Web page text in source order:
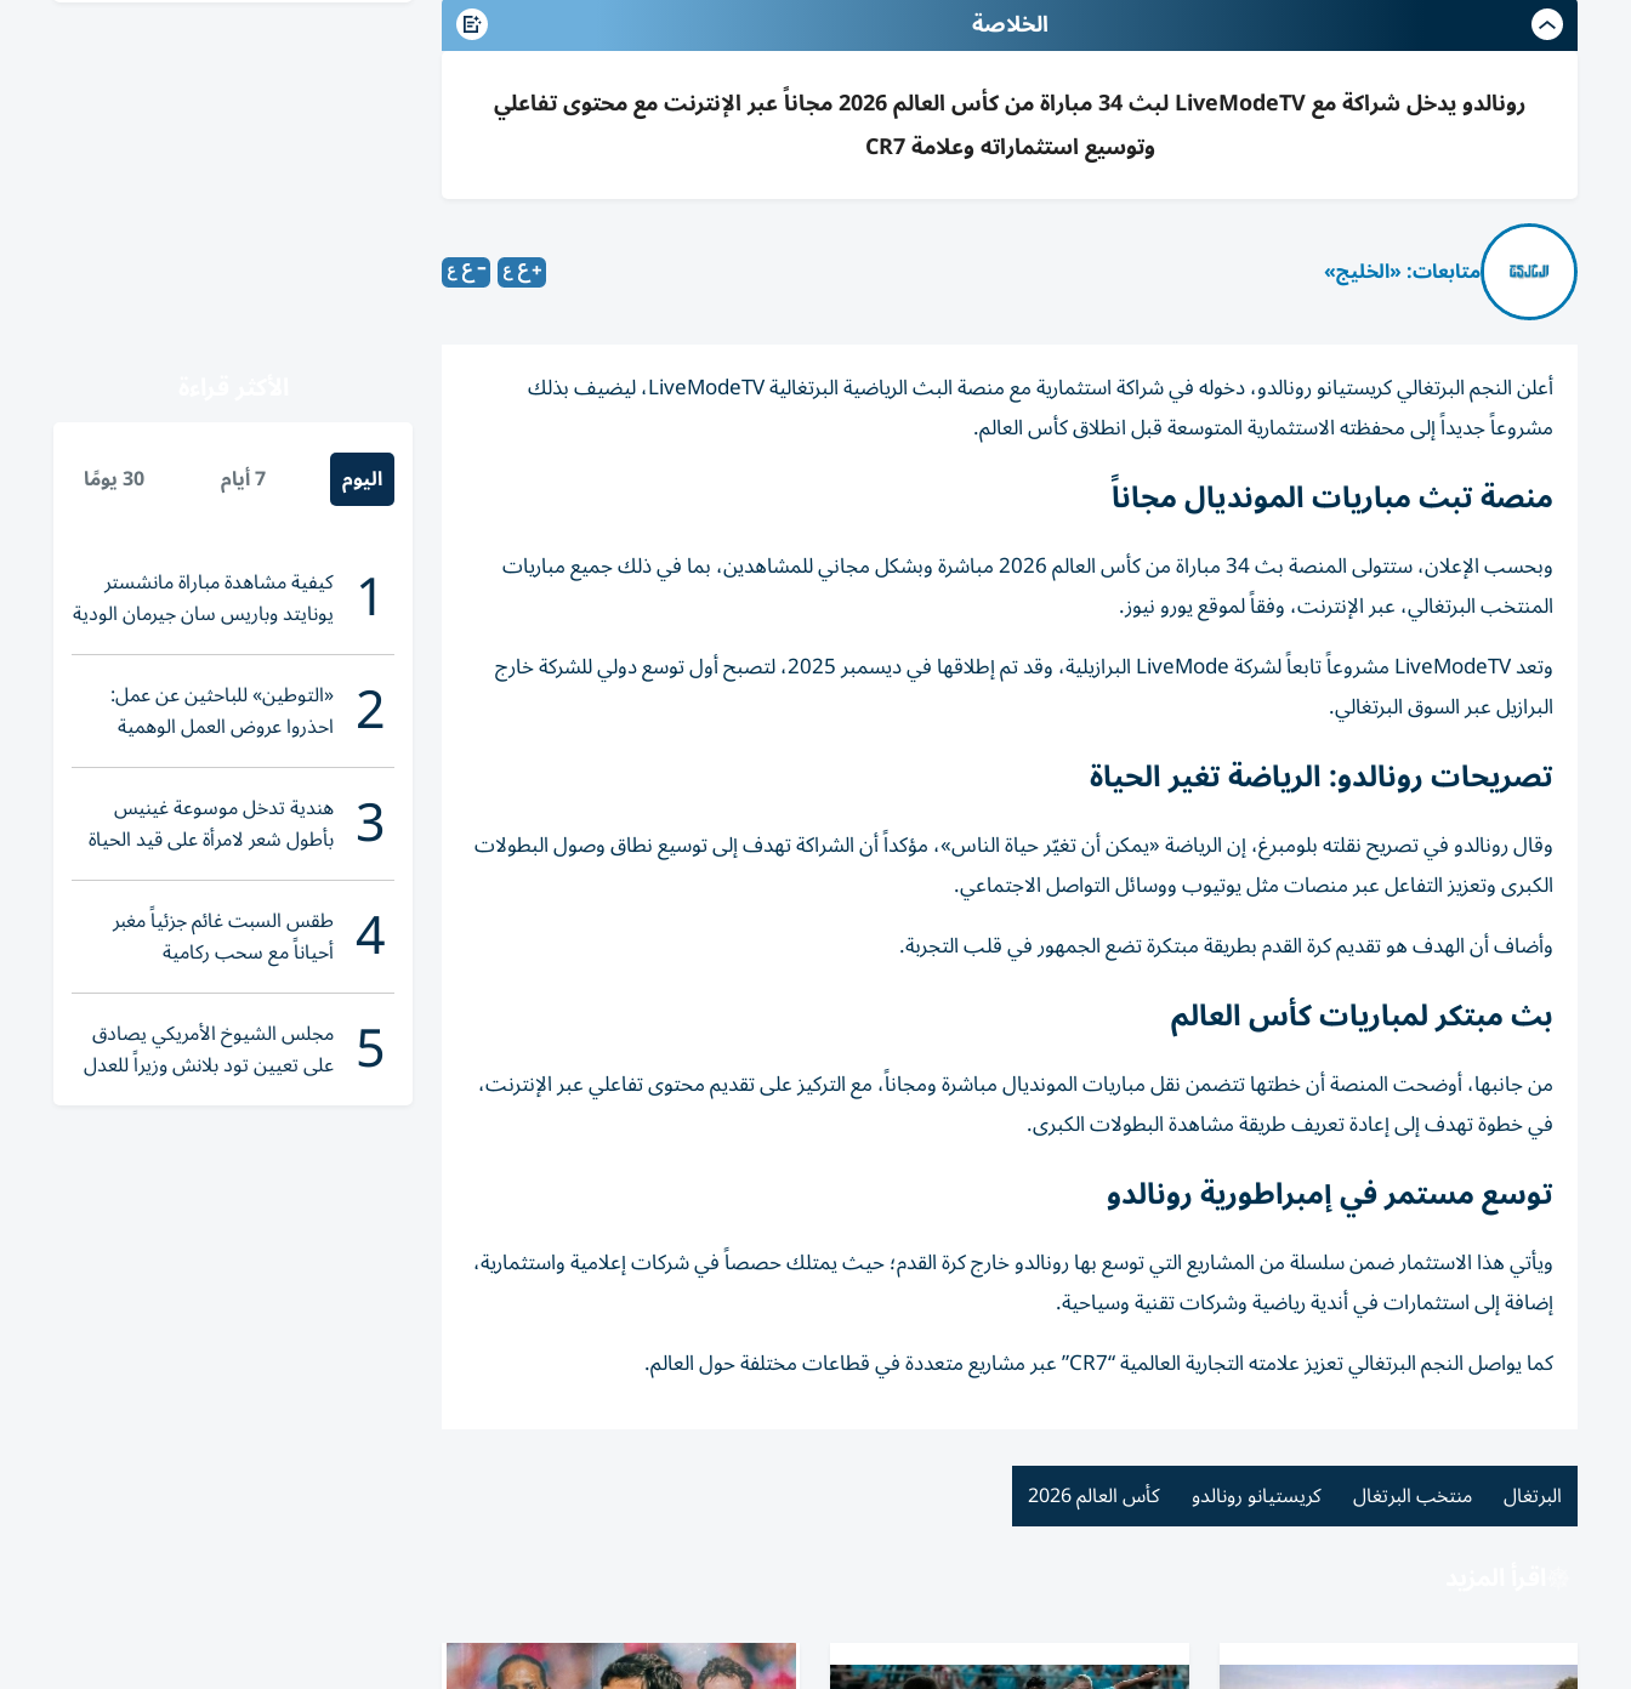
الخلاصة
رونالدو يدخل شراكة مع LiveModeTV لبث 34 مباراة من كأس العالم 2026 مجاناً عبر الإنترنت مع محتوى تفاعلي
وتوسيع استثماراته وعلامة CR7
متابعات: «الخليج»
أعلن النجم البرتغالي كريستيانو رونالدو، دخوله في شراكة استثمارية مع منصة البث الرياضية البرتغالية LiveModeTV، ليضيف بذلك
مشروعاً جديداً إلى محفظته الاستثمارية المتوسعة قبل انطلاق كأس العالم.
منصة تبث مباريات المونديال مجاناً
وبحسب الإعلان، ستتولى المنصة بث 34 مباراة من كأس العالم 2026 مباشرة وبشكل مجاني للمشاهدين، بما في ذلك جميع مباريات
المنتخب البرتغالي، عبر الإنترنت، وفقاً لموقع يورو نيوز.
وتعد LiveModeTV مشروعاً تابعاً لشركة LiveMode البرازيلية، وقد تم إطلاقها في ديسمبر 2025، لتصبح أول توسع دولي للشركة خارج
البرازيل عبر السوق البرتغالي.
تصريحات رونالدو: الرياضة تغير الحياة
وقال رونالدو في تصريح نقلته بلومبرغ، إن الرياضة «يمكن أن تغيّر حياة الناس»، مؤكداً أن الشراكة تهدف إلى توسيع نطاق وصول البطولات
الكبرى وتعزيز التفاعل عبر منصات مثل يوتيوب ووسائل التواصل الاجتماعي.
وأضاف أن الهدف هو تقديم كرة القدم بطريقة مبتكرة تضع الجمهور في قلب التجربة.
بث مبتكر لمباريات كأس العالم
من جانبها، أوضحت المنصة أن خطتها تتضمن نقل مباريات المونديال مباشرة ومجاناً، مع التركيز على تقديم محتوى تفاعلي عبر الإنترنت،
في خطوة تهدف إلى إعادة تعريف طريقة مشاهدة البطولات الكبرى.
توسع مستمر في إمبراطورية رونالدو
ويأتي هذا الاستثمار ضمن سلسلة من المشاريع التي توسع بها رونالدو خارج كرة القدم؛ حيث يمتلك حصصاً في شركات إعلامية واستثمارية،
إضافة إلى استثمارات في أندية رياضية وشركات تقنية وسياحية.
كما يواصل النجم البرتغالي تعزيز علامته التجارية العالمية “CR7” عبر مشاريع متعددة في قطاعات مختلفة حول العالم.
البرتغال منتخب البرتغال كريستيانو رونالدو كأس العالم 2026
اليوم 7 أيام 30 يومًا
1 كيفية مشاهدة مباراة مانشستر
يونايتد وباريس سان جيرمان الودية
والقنوات الناقلة
2 «التوطين» للباحثين عن عمل:
احذروا عروض العمل الوهمية
وتحققوا عبر «الباركود»
3 هندية تدخل موسوعة غينيس
بأطول شعر لامرأة على قيد الحياة
4 طقس السبت غائم جزئياً مغبر
أحياناً مع سحب ركامية
5 مجلس الشيوخ الأمريكي يصادق
على تعيين تود بلانش وزيراً للعدل